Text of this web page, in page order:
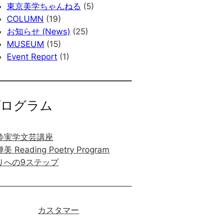
東京美学ちゃんねる (5)
COLUMN (19)
お知らせ (News) (25)
MUSEUM (15)
Event Report (1)
グラム
実学文芸講座
美 Reading Poetry Program
への9ステップ
カスタマー